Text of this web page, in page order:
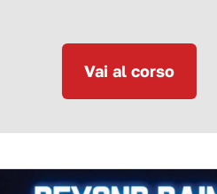
Vai al corso